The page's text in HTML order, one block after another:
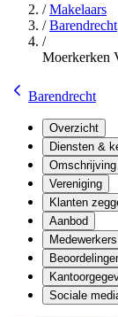
/Makelaars
/Barendrecht
/
Moerkerken
Barendrecht
Overzicht
Diensten &
Omschrijving
Vereniging
Klanten
Aanbod
Medewerkers
Sociale